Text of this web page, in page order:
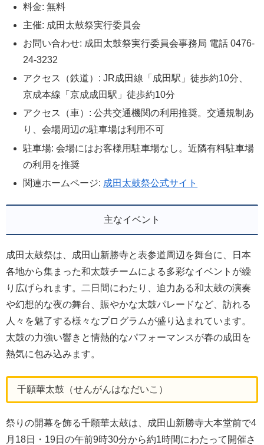
料金: 無料
主催: 成田太鼓祭実行委員会
お問い合わせ: 成田太鼓祭実行委員会事務局 電話 0476-
24-3232
アクセス（鉄道）: JR成田線「成田駅」徒歩約10分、
京成本線「京成成田駅」徒歩約10分
アクセス（車）: 公共交通機関の利用推奨。交通規制あ
り、会場周辺の駐車場は利用不可
駐車場: 会場にはお客様用駐車場なし。近隣有料駐車場
の利用を推奨
関連ホームページ: 成田太鼓祭公式サイト
主なイベント
成田太鼓祭は、成田山新勝寺と表参道周辺を舞台に、日本
各地から集まった和太鼓チームによる多彩なイベントが繰
り広げられます。二日間にわたり、迫力ある和太鼓の演奏
や幻想的な夜の舞台、賑やかな太鼓パレードなど、訪れる
人々を魅了する様々なプログラムが盛り込まれています。
太鼓の力強い響きと情熱的なパフォーマンスが春の成田を
熱気に包み込みます。
千願華太鼓（せんがんはなだいこ）
祭りの開幕を飾る千願華太鼓は、成田山新勝寺大本堂前で4
月18日・19日の午前9時30分から約1時間にわたって開催さ